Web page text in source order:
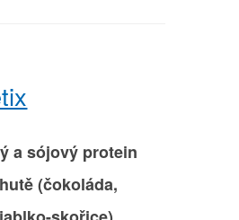
a sójový protein
(čokoláda,